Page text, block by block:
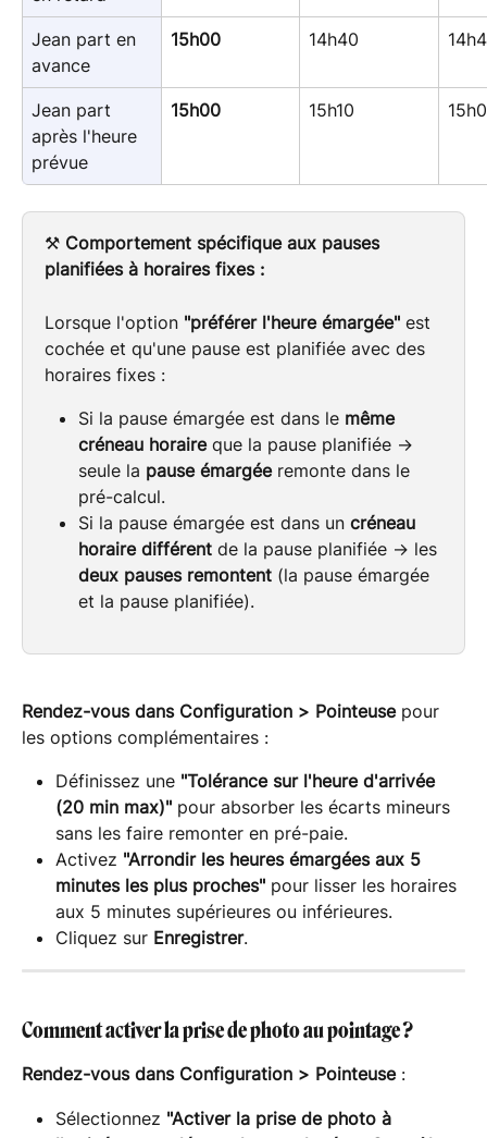
Jean part en
avance
15h00 14h40
Jean part
après l'heure
prévue
15h00 15h10
⚒️ Comportement spécifique aux pauses
planifiées à horaires fixes :
Lorsque l'option "préférer l'heure émargée" est
cochée et qu'une pause est planifiée avec des
horaires fixes :
Si la pause émargée est dans le même
créneau horaire que la pause planifiée →
seule la pause émargée remonte dans le
pré-calcul.
Si la pause émargée est dans un créneau
horaire différent de la pause planifiée → les
deux pauses remontent (la pause émargée
et la pause planifiée).
Rendez-vous dans Configuration > Pointeuse pour
les options complémentaires :
Définissez une "Tolérance sur l'heure d'arrivée
(20 min max)" pour absorber les écarts mineurs
sans les faire remonter en pré-paie.
Activez "Arrondir les heures émargées aux 5
minutes les plus proches" pour lisser les horaires
aux 5 minutes supérieures ou inférieures.
Cliquez sur Enregistrer.
Comment activer la prise de photo au pointage ?
Rendez-vous dans Configuration > Pointeuse :
Sélectionnez "Activer la prise de photo à